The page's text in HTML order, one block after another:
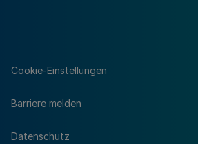
Cookie-Einstellungen
Barriere melden
Datenschutz